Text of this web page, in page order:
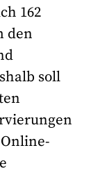
162
den
soll